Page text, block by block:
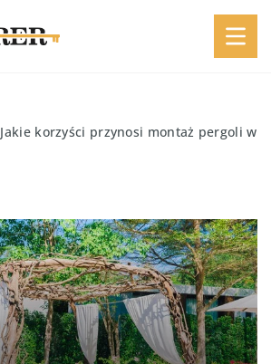
Jakie korzyści przynosi montaż pergoli w